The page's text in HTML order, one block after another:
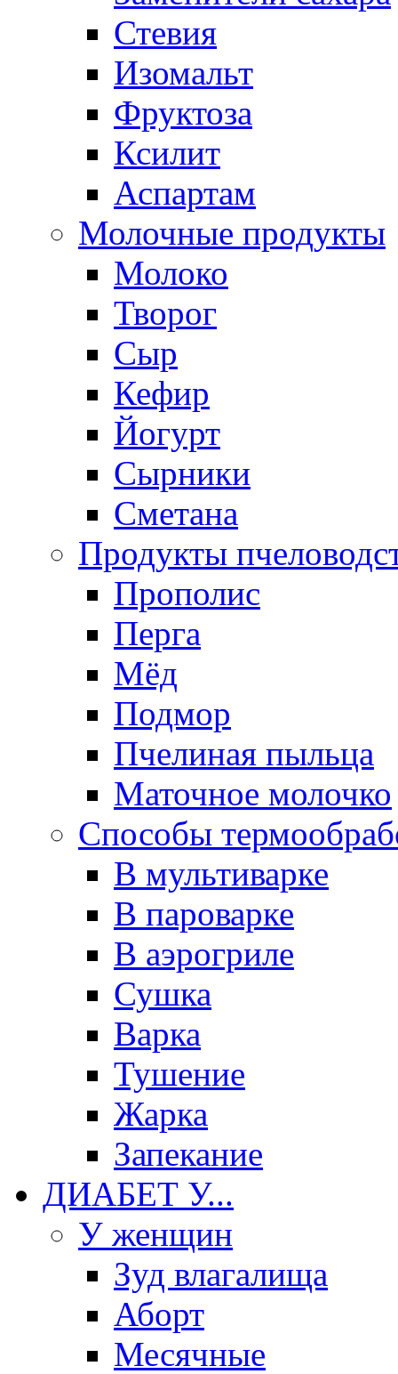
Стевия
Изомальт
Фруктоза
Ксилит
Аспартам
Молочные продукты
Молоко
Творог
Сыр
Кефир
Йогурт
Сырники
Сметана
Продукты
Прополис
Перга
Мёд
Подмор
Пчелиная пыльца
Маточное молочко
Способы
В мультиварке
В пароварке
В аэрогриле
Сушка
Варка
Тушение
Жарка
Запекание
ДИАБЕТ У...
У женщин
Зуд влагалища
Аборт
Месячные